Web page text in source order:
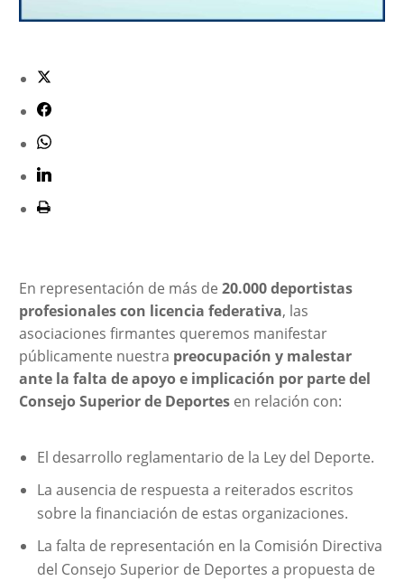
En representación de más de 20.000 deportistas
profesionales con licencia federativa, las
asociaciones firmantes queremos manifestar
públicamente nuestra preocupación y malestar
ante la falta de apoyo e implicación por parte del
Consejo Superior de Deportesen relación con:
El desarrollo reglamentario de la Ley del Deporte.
La ausencia de respuesta a reiterados escritos
sobre la financiación de estas organizaciones.
La falta de representación en la Comisión Directiva
del Consejo Superior de Deportes a propuesta de